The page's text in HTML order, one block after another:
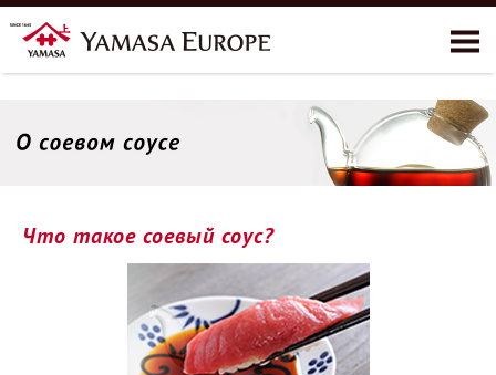
О развитии бренда YAMASA
Природоохранная
Что такое соевый соус?